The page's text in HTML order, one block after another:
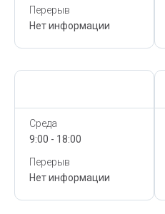
Перерыв
Нет информации
Среда
9:00 - 18:00
Перерыв
Нет информации